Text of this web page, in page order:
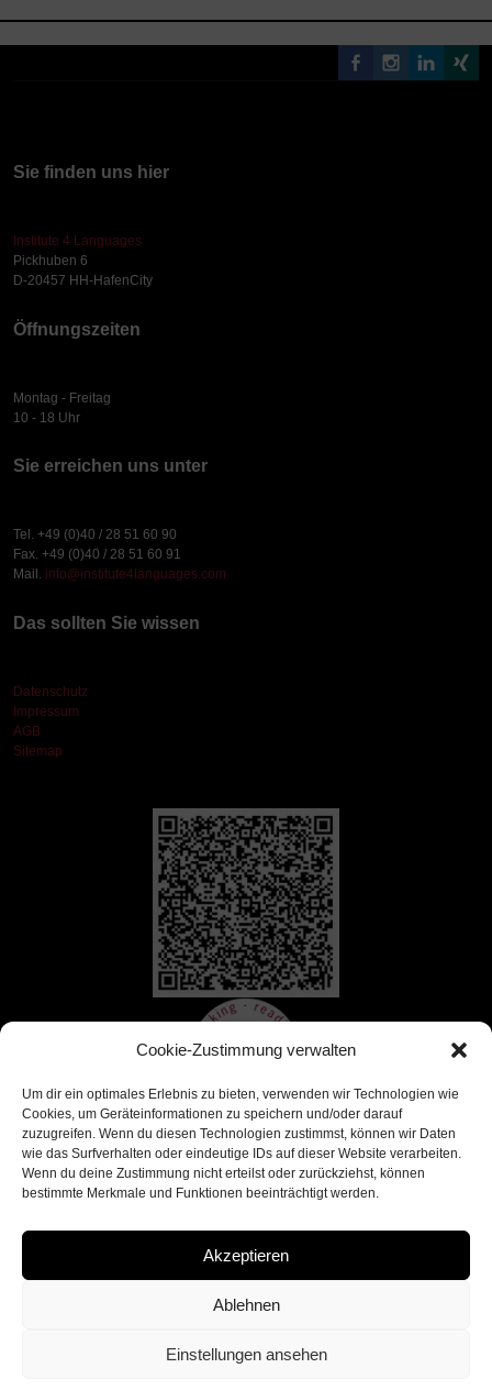
Cookie-Zustimmung verwalten
Um dir ein optimales Erlebnis zu bieten, verwenden wir Technologien wie
Cookies, um Geräteinformationen zu speichern und/oder darauf
zuzugreifen. Wenn du diesen Technologien zustimmst, können wir Daten
wie das Surfverhalten oder eindeutige IDs auf dieser Website verarbeiten.
Wenn du deine Zustimmung nicht erteilst oder zurückziehst, können
bestimmte Merkmale und Funktionen beeinträchtigt werden.
Akzeptieren
Ablehnen
Einstellungen ansehen
Sie finden uns hier
Institute 4 Languages
Pickhuben 6
D-20457 HH-HafenCity
Öffnungszeiten
Montag - Freitag
10 - 18 Uhr
Sie erreichen uns unter
Tel. +49 (0)40 / 28 51 60 90
Fax. +49 (0)40 / 28 51 60 91
Mail. info@institute4languages.com
Das sollten Sie wissen
Datenschutz
Impressum
AGB
Sitemap